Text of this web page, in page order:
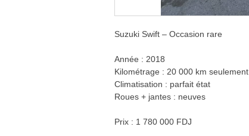
Suzuki Swift – Occasion rare
Année : 2018
Kilométrage : 20 000 km seulement
Climatisation : parfait état
Roues + jantes : neuves
Prix : 1 780 000 FDJ